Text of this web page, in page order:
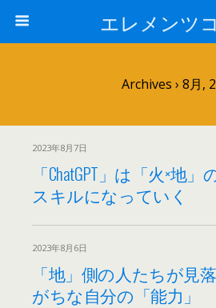
エレメンツ
Archives › 8月,
2023年8月7日
「ChatGPT」は「火×地」
スキルになっていく
2023年8月6日
「地」側の人たちが見
がちな自分の「能力」